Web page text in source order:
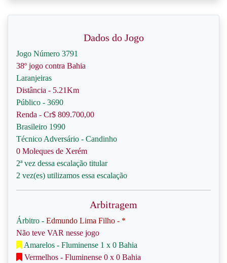
Dados do Jogo
Jogo Número 3791
38º jogo contra Bahia
Laranjeiras
Distância - 5.21Km
Público - 3690
Renda - Cr$ 809.700,00
Brasileiro 1990
Técnico Adversário - Candinho
0 Moleques de Xerém
2ª vez dessa escalação titular
2 vez(es) utilizamos essa escalação
Arbitragem
Árbitro - Edmundo Lima Filho - *
Não teve VAR nesse jogo
Amarelos - Fluminense 1 x 0 Bahia
Vermelhos - Fluminense 0 x 0 Bahia